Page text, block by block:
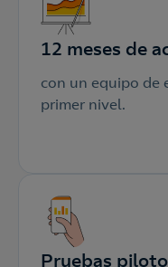
12 meses de
con un equipo de
primer nivel.
Pruebas